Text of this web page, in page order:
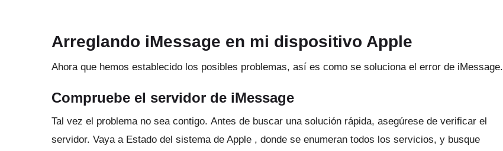
Arreglando iMessage en mi dispositivo Apple
Ahora que hemos establecido los posibles problemas, así es como se soluciona el error de iMessage.
Compruebe el servidor de iMessage
Tal vez el problema no sea contigo. Antes de buscar una solución rápida, asegúrese de verificar el
servidor. Vaya a Estado del sistema de Apple , donde se enumeran todos los servicios, y busque